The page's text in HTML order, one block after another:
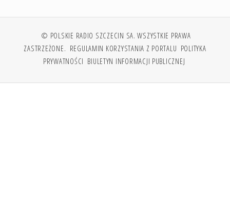
© POLSKIE RADIO SZCZECIN SA. WSZYSTKIE PRAWA
ZASTRZEŻONE. REGULAMIN KORZYSTANIA Z PORTALU POLITYKA
PRYWATNOŚCI BIULETYN INFORMACJI PUBLICZNEJ